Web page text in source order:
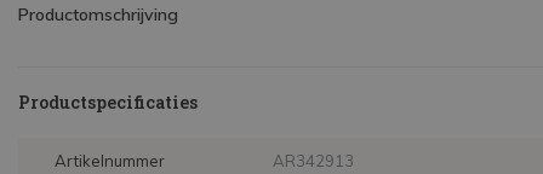
Productomschrijving
Productspecificaties
Artikelnummer AR342913